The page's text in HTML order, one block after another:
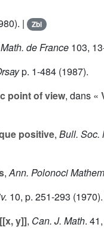
| Zbl
de France 103,
p. 1-484 (1987).
point of view, dans «
positive, Bull. Soc.
,Ann. Polonoci
10, p. 251-293
y]], Can. J. Math. 41